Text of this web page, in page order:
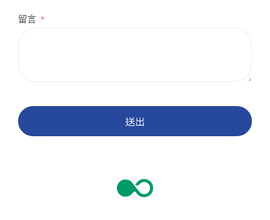
留言
送出